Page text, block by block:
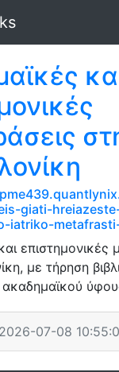
giati-
iatriko-
επιστημονικές
με τήρηση
07-08